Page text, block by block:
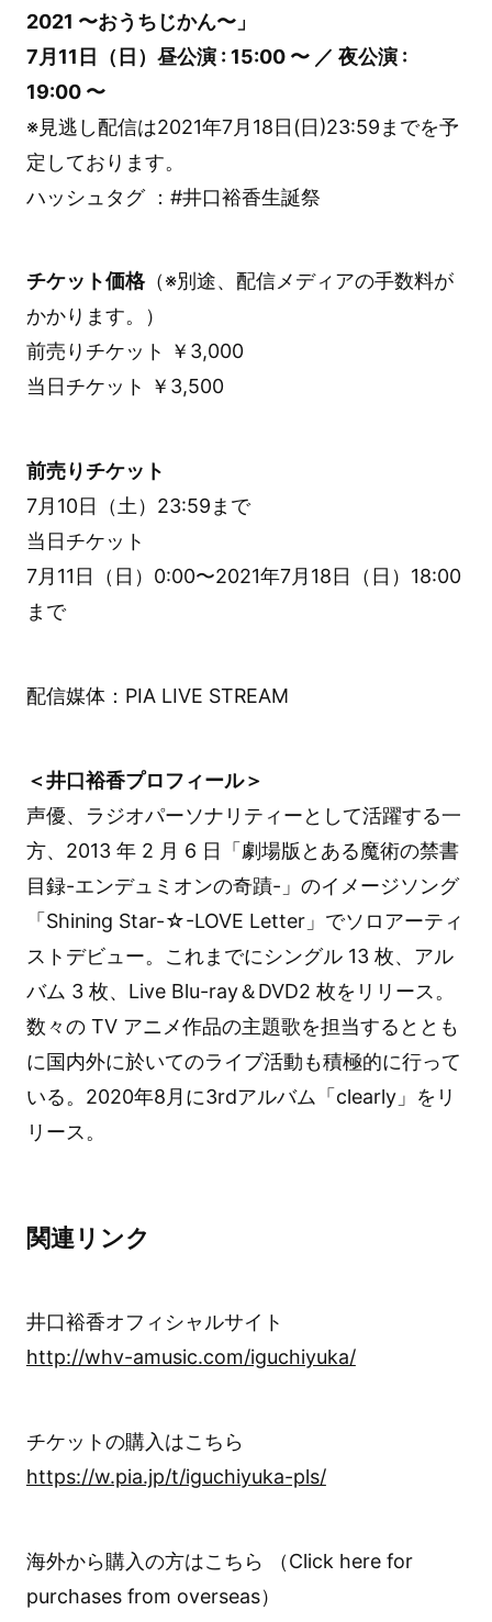
2021 〜おうちじかん〜」
7月11日（日）昼公演 : 15:00 〜 ／ 夜公演 :
19:00 〜
※見逃し配信は2021年7月18日(日)23:59までを予
定しております。
ハッシュタグ ：#井口裕香生誕祭
チケット価格（※別途、配信メディアの手数料が
かかります。）
前売りチケット ￥3,000
当日チケット ￥3,500
前売りチケット
7月10日（土）23:59まで
当日チケット
7月11日（日）0:00〜2021年7月18日（日）18:00
まで
配信媒体：PIA LIVE STREAM
＜井口裕香プロフィール＞
声優、ラジオパーソナリティーとして活躍する一
方、2013 年 2 月 6 日「劇場版とある魔術の禁書
目録-エンデュミオンの奇蹟-」のイメージソング
「Shining Star-☆-LOVE Letter」でソロアーティ
ストデビュー。これまでにシングル 13 枚、アル
バム 3 枚、Live Blu-ray＆DVD2 枚をリリース。
数々の TV アニメ作品の主題歌を担当するととも
に国内外に於いてのライブ活動も積極的に行って
いる。2020年8月に3rdアルバム「clearly」をリ
リース。
関連リンク
井口裕香オフィシャルサイト
http://whv-amusic.com/iguchiyuka/
チケットの購入はこちら
https://w.pia.jp/t/iguchiyuka-pls/
海外から購入の方はこちら （Click here for
purchases from overseas）